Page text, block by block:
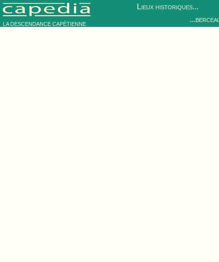
LA DESCENDANCE CAPÉTIENNE
Lieux historiques...